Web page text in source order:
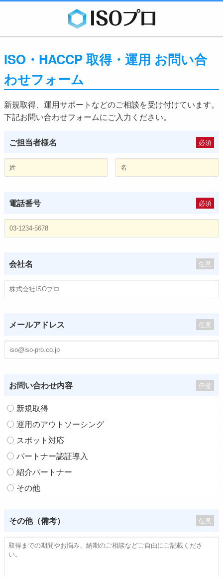
ISO・HACCP 取得・運用 お問い合
わせフォーム
新規取得、運用サポートなどのご相談を受け付けています。
下記お問い合わせフォームにご入力ください。
ご担当者様名 必須
電話番号 必須
会社名 任意
メールアドレス 任意
お問い合わせ内容 任意
新規取得
運用のアウトソーシング
スポット対応
パートナー認証導入
紹介パートナー
その他
その他（備考） 任意